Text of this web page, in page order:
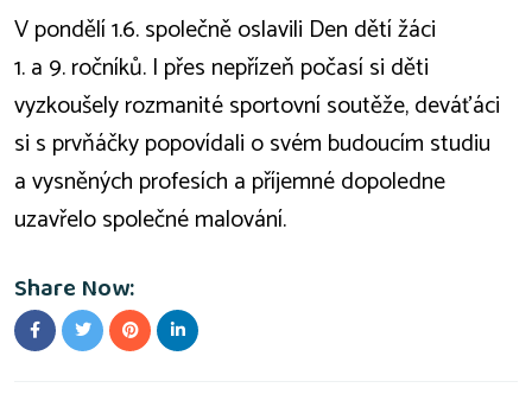
V pondělí 1.6. společně oslavili Den dětí žáci
1. a 9. ročníků. I přes nepřízeň počasí si děti
vyzkoušely rozmanité sportovní soutěže, deváťáci
si s prvňáčky popovídali o svém budoucím studiu
a vysněných profesích a příjemné dopoledne
uzavřelo společné malování.
Share Now: